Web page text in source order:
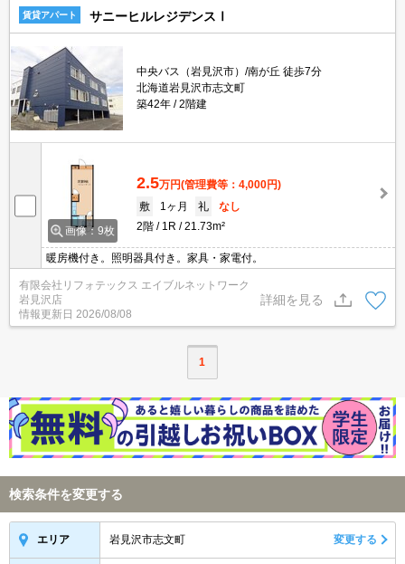
賃貸アパート サニーヒルレジデンスⅠ
中央バス（岩見沢市）/南が丘 徒歩7分
北海道岩見沢市志文町
築42年
2階建
画像：9枚
2.5万円(管理費等：4,000円)
敷
1ヶ月 礼
なし
2階
1R 21.73m²
暖房機付き。照明器具付き。家具・家電付。
有限会社リフォテックス エイブルネットワーク
岩見沢店
情報更新日 2026/08/08
詳細を見る
1
検索条件を変更する
エリア 岩見沢市志文町 変更する